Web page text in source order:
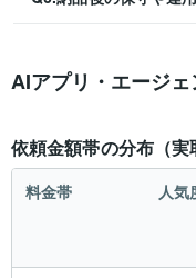
AIアプリ・エージ
依頼金額帯の分布（実
料金帯 人気